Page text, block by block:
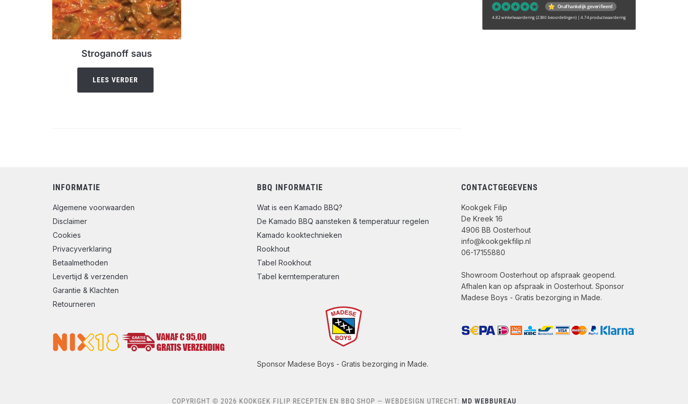
Stroganoff saus
LEES VERDER
Onafhankelijk geverifieerd
4.82 winkelwaardering (2380 beoordelingen) |4.74 productwaardering
INFORMATIE
Algemene voorwaarden
Disclaimer
Cookies
Privacyverklaring
Betaalmethoden
Levertijd & verzenden
Garantie & Klachten
Retourneren
BBQ INFORMATIE
Wat is een Kamado BBQ?
De Kamado BBQ aansteken & temperatuur regelen
Kamado kooktechnieken
Rookhout
Tabel Rookhout
Tabel kerntemperaturen
Sponsor Madese Boys - Gratis bezorging in Made.
CONTACTGEGEVENS
Kookgek Filip
De Kreek 16
4906 BB Oosterhout
info@kookgekfilip.nl
06-17155880
Showroom Oosterhout op afspraak geopend.
Afhalen kan op afspraak in Oosterhout. Sponsor
Madese Boys - Gratis bezorging in Made.
COPYRIGHT © 2026 KOOKGEK FILIP RECEPTEN EN BBQ SHOP — WEBDESIGN UTRECHT: MD WEBBUREAU